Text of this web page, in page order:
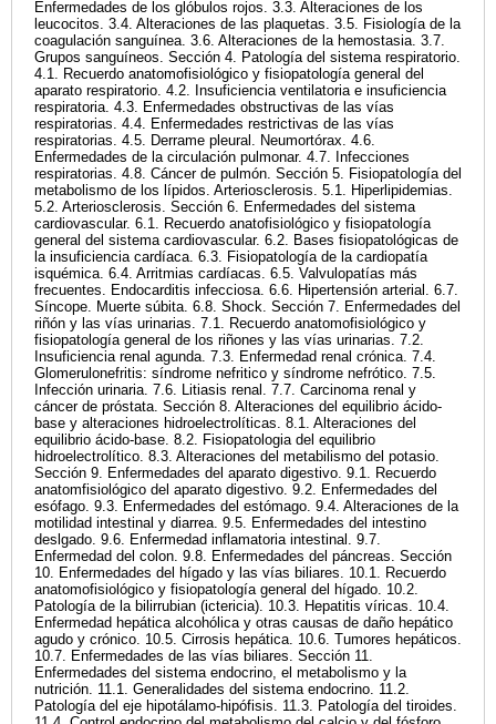
Enfermedades de los glóbulos rojos. 3.3. Alteraciones de los
leucocitos. 3.4. Alteraciones de las plaquetas. 3.5. Fisiología de la
coagulación sanguínea. 3.6. Alteraciones de la hemostasia. 3.7.
Grupos sanguíneos. Sección 4. Patología del sistema respiratorio.
4.1. Recuerdo anatomofisiológico y fisiopatología general del
aparato respiratorio. 4.2. Insuficiencia ventilatoria e insuficiencia
respiratoria. 4.3. Enfermedades obstructivas de las vías
respiratorias. 4.4. Enfermedades restrictivas de las vías
respiratorias. 4.5. Derrame pleural. Neumortórax. 4.6.
Enfermedades de la circulación pulmonar. 4.7. Infecciones
respiratorias. 4.8. Cáncer de pulmón. Sección 5. Fisiopatología del
metabolismo de los lípidos. Arteriosclerosis. 5.1. Hiperlipidemias.
5.2. Arteriosclerosis. Sección 6. Enfermedades del sistema
cardiovascular. 6.1. Recuerdo anatofisiológico y fisiopatología
general del sistema cardiovascular. 6.2. Bases fisiopatológicas de
la insuficiencia cardíaca. 6.3. Fisiopatología de la cardiopatía
isquémica. 6.4. Arritmias cardíacas. 6.5. Valvulopatías más
frecuentes. Endocarditis infecciosa. 6.6. Hipertensión arterial. 6.7.
Síncope. Muerte súbita. 6.8. Shock. Sección 7. Enfermedades del
riñón y las vías urinarias. 7.1. Recuerdo anatomofisiológico y
fisiopatología general de los riñones y las vías urinarias. 7.2.
Insuficiencia renal agunda. 7.3. Enfermedad renal crónica. 7.4.
Glomerulonefritis: síndrome nefritico y síndrome nefrótico. 7.5.
Infección urinaria. 7.6. Litiasis renal. 7.7. Carcinoma renal y
cáncer de próstata. Sección 8. Alteraciones del equilibrio ácido-
base y alteraciones hidroelectrolíticas. 8.1. Alteraciones del
equilibrio ácido-base. 8.2. Fisiopatologia del equilibrio
hidroelectrolítico. 8.3. Alteraciones del metabilismo del potasio.
Sección 9. Enfermedades del aparato digestivo. 9.1. Recuerdo
anatomfisiológico del aparato digestivo. 9.2. Enfermedades del
esófago. 9.3. Enfermedades del estómago. 9.4. Alteraciones de la
motilidad intestinal y diarrea. 9.5. Enfermedades del intestino
deslgado. 9.6. Enfermedad inflamatoria intestinal. 9.7.
Enfermedad del colon. 9.8. Enfermedades del páncreas. Sección
10. Enfermedades del hígado y las vías biliares. 10.1. Recuerdo
anatomofisiológico y fisiopatología general del hígado. 10.2.
Patología de la bilirrubian (ictericia). 10.3. Hepatitis víricas. 10.4.
Enfermedad hepática alcohólica y otras causas de daño hepático
agudo y crónico. 10.5. Cirrosis hepática. 10.6. Tumores hepáticos.
10.7. Enfermedades de las vías biliares. Sección 11.
Enfermedades del sistema endocrino, el metabolismo y la
nutrición. 11.1. Generalidades del sistema endocrino. 11.2.
Patología del eje hipotálamo-hipófisis. 11.3. Patología del tiroides.